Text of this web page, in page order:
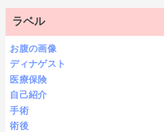
ラベル
お腹の画像
ディナゲスト
医療保険
自己紹介
手術
術後